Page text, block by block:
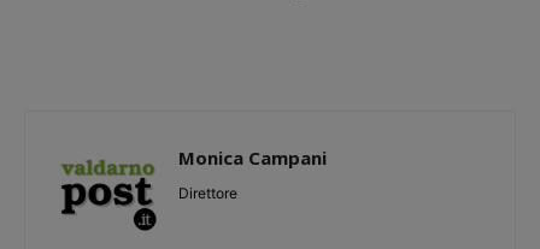
Monica Campani
Direttore